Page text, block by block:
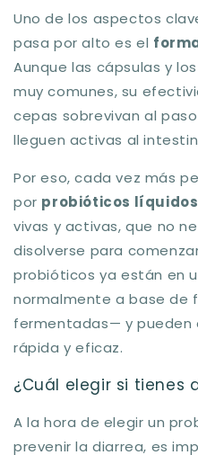
Uno de los aspectos
pasa por alto es el
Aunque las cápsulas y
muy comunes, su
cepas sobrevivan al
lleguen activas al
Por eso, cada vez más
por probióticos líquidos
vivas y activas, que no
disolverse para
probióticos ya están en
normalmente a base de
fermentadas— y pueden
rápida y eficaz.
¿Cuál elegir si tienes
A la hora de elegir un
prevenir la diarrea, es